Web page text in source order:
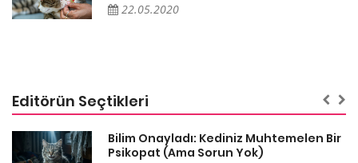
22.05.2020
Editörün Seçtikleri
Bilim Onayladı: Kediniz Muhtemelen Bir
Psikopat (Ama Sorun Yok)